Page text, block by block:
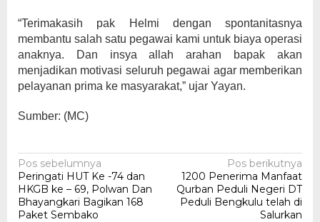
“Terimakasih pak Helmi dengan spontanitasnya
membantu salah satu pegawai kami untuk biaya operasi
anaknya. Dan insya allah arahan bapak akan
menjadikan motivasi seluruh pegawai agar memberikan
pelayanan prima ke masyarakat,” ujar Yayan.
Sumber: (MC)
Navigasi
pos
Pos sebelumnya
Peringati HUT Ke -74 dan
HKGB ke – 69, Polwan Dan
Bhayangkari Bagikan 168
Paket Sembako
Pos berikutnya
1200 Penerima Manfaat
Qurban Peduli Negeri DT
Peduli Bengkulu telah di
Salurkan